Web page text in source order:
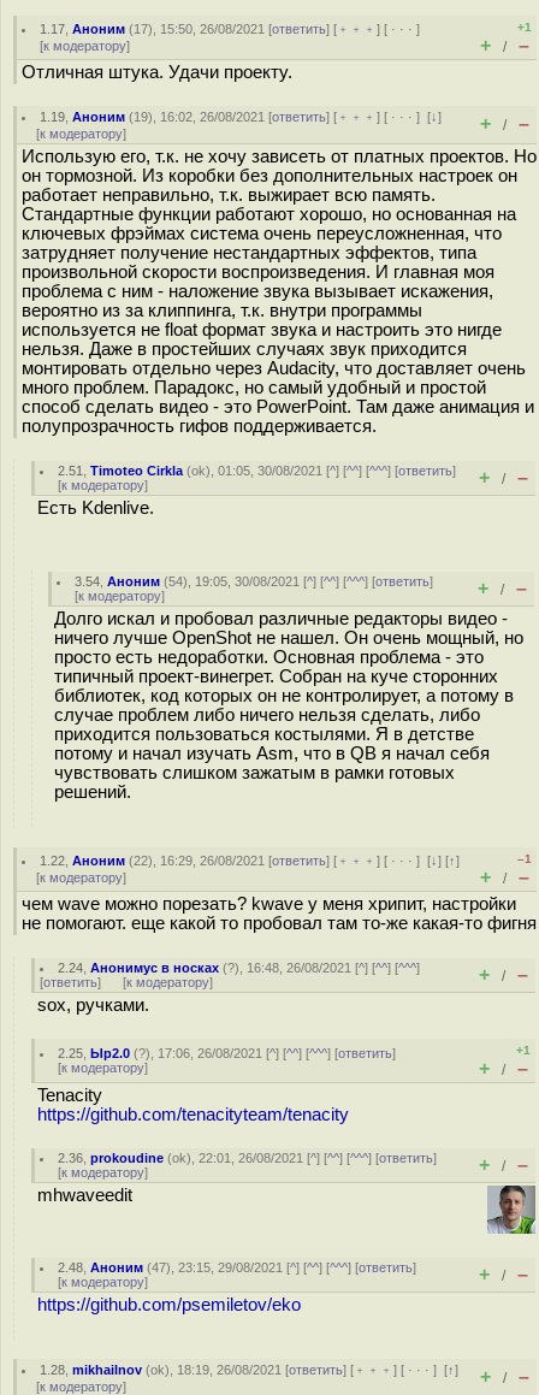
1.17 ,Аноним (17), 15:50, 26/08/2021 [ответить] [ ﹢﹢﹢] [ · · ·]
[к модератору]
+1
+ / –
Отличная штука. Удачи проекту.
1.19 ,Аноним (19), 16:02, 26/08/2021 [ответить] [ ﹢﹢﹢] [ · · ·][↓]
[к модератору] + / –
Использую его, т.к. не хочу зависеть от платных проектов. Но
он тормозной. Из коробки без дополнительных настроек он
работает неправильно, т.к. выжирает всю память.
Стандартные функции работают хорошо, но основанная на
ключевых фрэймах система очень переусложненная, что
затрудняет получение нестандартных эффектов, типа
произвольной скорости воспроизведения. И главная моя
проблема с ним - наложение звука вызывает искажения,
вероятно из за клиппинга, т.к. внутри программы
используется не float формат звука и настроить это нигде
нельзя. Даже в простейших случаях звук приходится
монтировать отдельно через Audacity, что доставляет очень
много проблем. Парадокс, но самый удобный и простой
способ сделать видео - это PowerPoint. Там даже анимация и
полупрозрачность гифов поддерживается.
2.51 ,Timoteo Cirkla (ok), 01:05, 30/08/2021 [^] [^^] [^^^] [ответить]
[к модератору] + / –
Есть Kdenlive.
3.54 ,Аноним (54), 19:05, 30/08/2021 [^] [^^] [^^^] [ответить]
[к модератору] + / –
Долго искал и пробовал различные редакторы видео -
ничего лучше OpenShot не нашел. Он очень мощный, но
просто есть недоработки. Основная проблема - это
типичный проект-винегрет. Собран на куче сторонних
библиотек, код которых он не контролирует, а потому в
случае проблем либо ничего нельзя сделать, либо
приходится пользоваться костылями. Я в детстве
потому и начал изучать Asm, что в QB я начал себя
чувствовать слишком зажатым в рамки готовых
решений.
1.22 ,Аноним (22), 16:29, 26/08/2021 [ответить] [ ﹢﹢﹢] [ · · ·][↓] [↑]
[к модератору]
–1
+ / –
чем wave можно порезать? kwave у меня хрипит, настройки
не помогают. еще какой то пробовал там то-же какая-то фигня
2.24 ,Анонимус в носках (?), 16:48, 26/08/2021 [^] [^^] [^^^]
[ответить] [к модератору] + / –
sox, ручками.
2.25 ,Ыр2.0 (?), 17:06, 26/08/2021 [^] [^^] [^^^] [ответить]
[к модератору]
+1
+ / –
Tenacity
https://github.com/tenacityteam/tenacity
2.36 ,prokoudine (ok), 22:01, 26/08/2021 [^] [^^] [^^^] [ответить]
[к модератору] + / –
mhwaveedit
2.48 ,Аноним (47), 23:15, 29/08/2021 [^] [^^] [^^^] [ответить]
[к модератору] + / –
https://github.com/psemiletov/eko
1.28 ,mikhailnov (ok), 18:19, 26/08/2021 [ответить] [ ﹢﹢﹢] [ · · ·][↑]
[к модератору] + / –